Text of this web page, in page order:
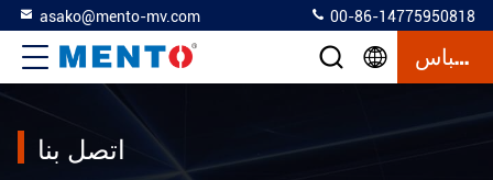
asako@mento-mv.com 00-86-14775950818
إقتباس
اتصل بنا